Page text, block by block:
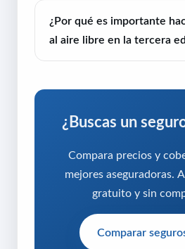
¿Por qué es importante
al aire libre en la tercera
¿Buscas un
Compara precios y
mejores aseguradoras.
gratuito y sin
Comparar